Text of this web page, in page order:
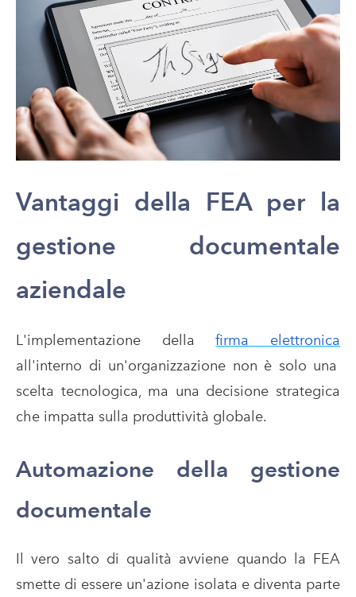
Vantaggi della FEA per la
gestione documentale
aziendale
L'implementazione dellafirma elettronica
all'interno di un'organizzazione non è solo una
scelta tecnologica, ma una decisione strategica
che impatta sulla produttività globale.
Automazione della gestione
documentale
Il vero salto di qualità avviene quando la FEA
smette di essere un'azione isolata e diventa parte